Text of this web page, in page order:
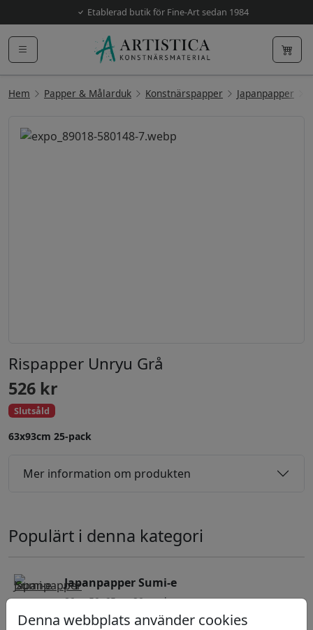
Etablerad butik för Fine-Art sedan 1984
Hem Papper & Målarduk Konstnärspapper Japanpapper
Rispapper Unryu Grå
526 kr
Slutsåld
63x93cm 25-pack
Mer information om produkten
Populärt i denna kategori
Japanpapper Sumi-e
80gr 50x65cm 20-pack
Denna webbplats använder cookies